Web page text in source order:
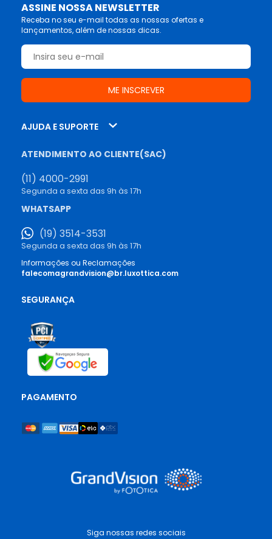
ASSINE NOSSA NEWSLETTER
Receba no seu e-mail todas as nossas ofertas e
lançamentos, além de nossas dicas.
Siga nossas redes sociais
AJUDA E SUPORTE
ATENDIMENTO AO CLIENTE(SAC)
(11) 4000-2991
Segunda a sexta das 9h às 17h
WHATSAPP
(19) 3514-3531
Segunda a sexta das 9h às 17h
Informações ou Reclamações
falecomagrandvision@br.luxottica.com
SEGURANÇA
PAGAMENTO